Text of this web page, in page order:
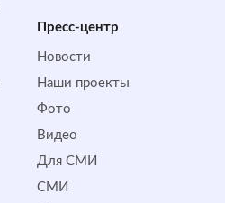
Пресс-центр
Новости
Наши проекты
Фото
Видео
Для СМИ
СМИ